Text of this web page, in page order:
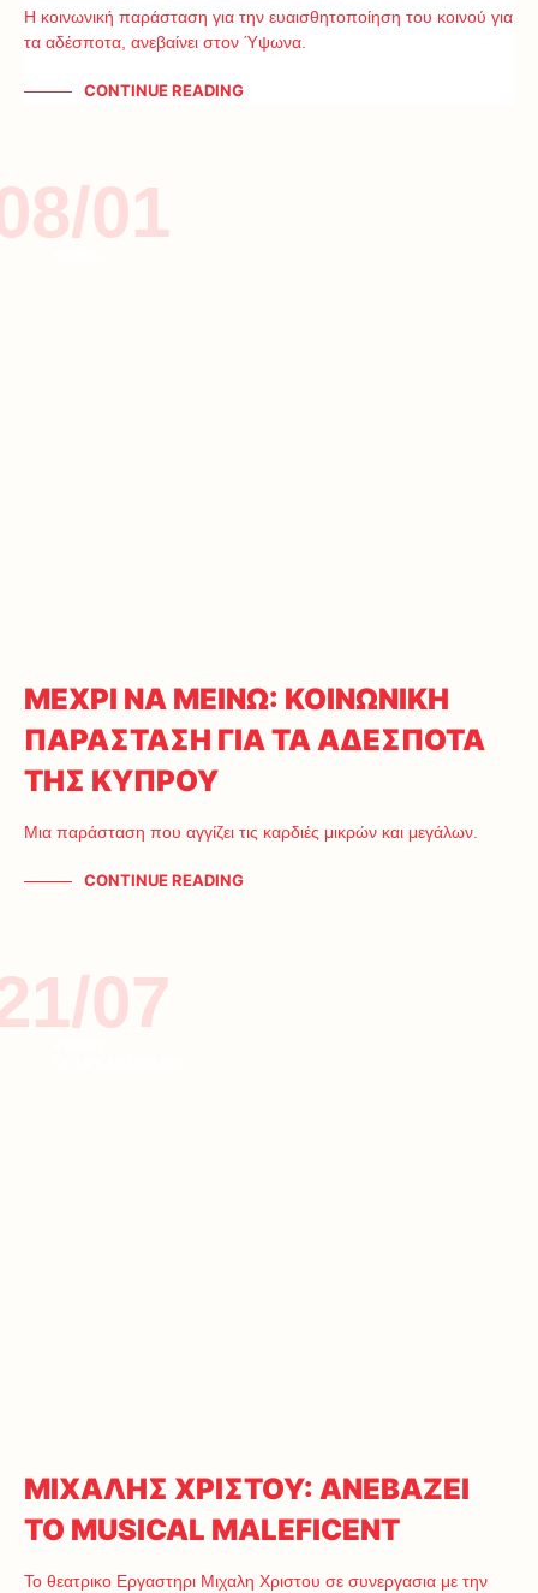
Η κοινωνική παράσταση για την ευαισθητοποίηση του κοινού για
τα αδέσποτα, ανεβαίνει στον Ύψωνα.
CONTINUE READING
01
ΜΕΧΡΙ ΝΑ ΜΕΙΝΩ: ΚΟΙΝΩΝΙΚΗ
ΠΑΡΑΣΤΑΣΗ ΓΙΑ ΤΑ ΑΔΕΣΠΟΤΑ
ΤΗΣ ΚΥΠΡΟΥ
Μια παράσταση που αγγίζει τις καρδιές μικρών και μεγάλων.
CONTINUE READING
07
ΜΙΧΑΛΗΣ ΧΡΙΣΤΟΥ: ANEBAZEI
TO MUSICAL MALEFICENT
Το θεατρικο Εργαστηρι Μιχαλη Χριστου σε συνεργασια με την